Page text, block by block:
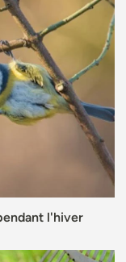
l'hiver